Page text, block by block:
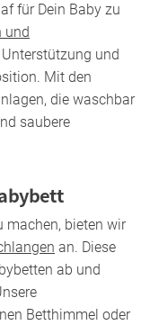
für Dein Baby zu
und
und
Mit den
die waschbar
saubere
machen, bieten wir
an. Diese
ab und
Betthimmel oder